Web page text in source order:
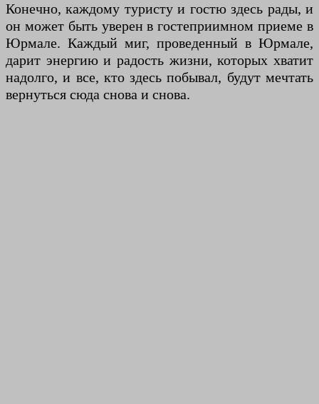
Конечно, каждому туристу и гостю здесь рады, и
он может быть уверен в гостеприимном приеме в
Юрмале. Каждый миг, проведенный в Юрмале,
дарит энергию и радость жизни, которых хватит
надолго, и все, кто здесь побывал, будут мечтать
вернуться сюда снова и снова.